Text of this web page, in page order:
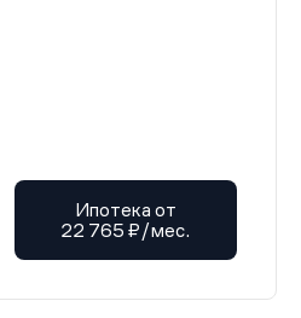
Ипотека от
22 765 ₽/мес.